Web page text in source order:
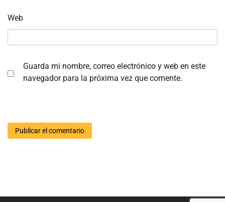
Web
Guarda mi nombre, correo electrónico y web en este
navegador para la próxima vez que comente.